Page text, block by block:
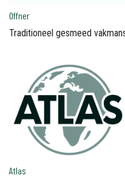
Offner
Traditioneel gesmeed
Atlas